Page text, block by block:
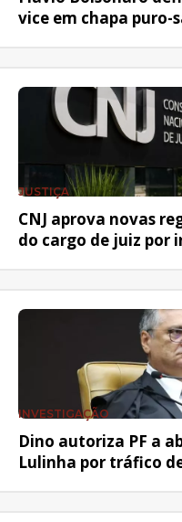
vice em chapa puro-
JUSTIÇA
CNJ aprova novas
do cargo de juiz por
INVESTIGAÇÃO
Dino autoriza PF a
Lulinha por tráfico